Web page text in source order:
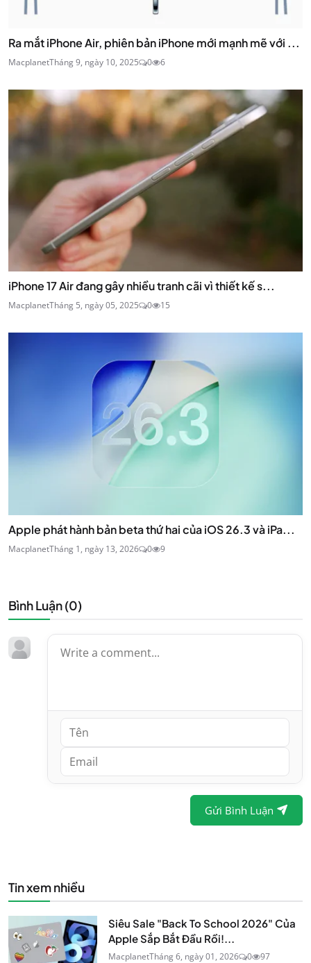
Ra mắt iPhone Air, phiên bản iPhone mới mạnh mẽ với ...
MacplanetTháng 9, ngày 10, 2025 0 6
iPhone 17 Air đang gây nhiều tranh cãi vì thiết kế s...
MacplanetTháng 5, ngày 05, 2025 0 15
Apple phát hành bản beta thứ hai của iOS 26.3 và iPa...
MacplanetTháng 1, ngày 13, 2026 0 9
Bình Luận (0)
Gửi Bình Luận
Tin xem nhiều
Siêu Sale "Back To School 2026" Của
Apple Sắp Bắt Đầu Rồi!...
MacplanetTháng 6, ngày 01, 2026 0 97